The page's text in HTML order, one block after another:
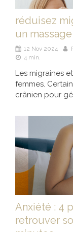
réduisez
un
12 Nov 2024
4 min.
Les migraines
femmes.
crânien pour
Anxiété : 4
retrouver